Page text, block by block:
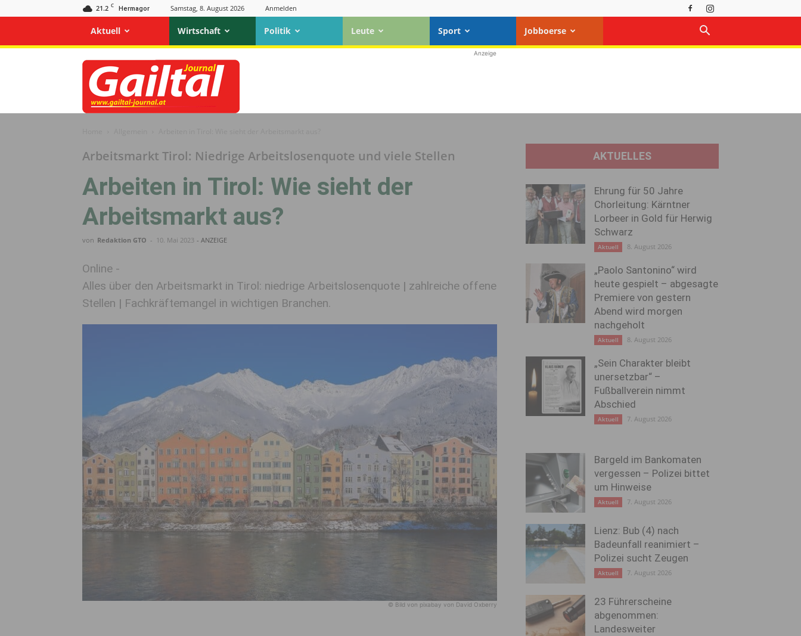
21.2 C Hermagor Samstag, 8. August 2026 Anmelden
Aktuell Wirtschaft Politik Leute Sport Jobboerse
Gailtal
Journal
Anzeige
Arbeitsmarkt Tirol: Niedrige Arbeitslosenquote und viele Stellen
Arbeiten in Tirol: Wie sieht der
Arbeitsmarkt aus?
von Redaktion GTO - 10. Mai 2023 - ANZEIGE
Online -
Alles über den Arbeitsmarkt in Tirol: niedrige Arbeitslosenquote | zahlreiche offene
Stellen | Fachkräftemangel in wichtigen Branchen.
© Bild von pixabay von David Oxberry
AKTUELLES
Ehrung für 50 Jahre
Chorleitung: Kärntner
Lorbeer in Gold für Herwig
Schwarz
Aktuell 8. August 2026
„Paolo Santonino“ wird
heute gespielt – abgesagte
Premiere von gestern
Abend wird morgen
nachgeholt
Aktuell 8. August 2026
„Sein Charakter bleibt
unersetzbar“ –
Fußballverein nimmt
Abschied
Aktuell 7. August 2026
Bargeld im Bankomaten
vergessen – Polizei bittet
um Hinweise
Aktuell 7. August 2026
Lienz: Bub (4) nach
Badeunfall reanimiert –
Polizei sucht Zeugen
Aktuell 7. August 2026
23 Führerscheine
abgenommen:
Landesweiter